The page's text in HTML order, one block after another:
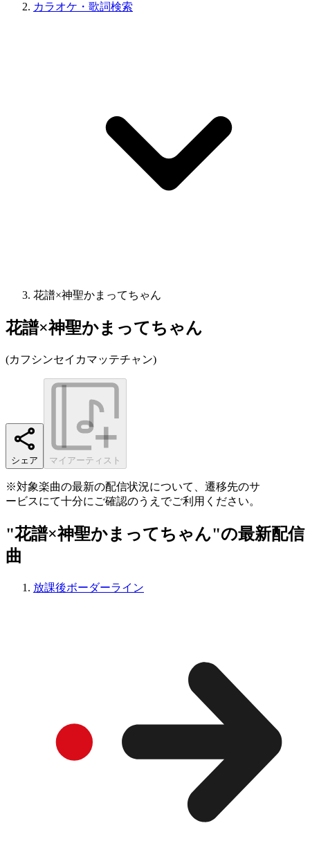
カラオケ・歌詞検索
花譜×神聖かまってちゃん
花譜×神聖かまってちゃん
(カフシンセイカマッテチャン)
シェア マイアーティスト
※対象楽曲の最新の配信状況について、遷移先のサ
ービスにて十分にご確認のうえでご利用ください。
"花譜×神聖かまってちゃん"の最新配信
曲
放課後ボーダーライン